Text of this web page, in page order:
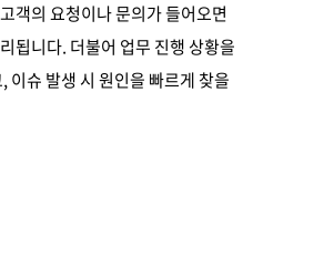
객의 요청이나 문의가 들어오면
됩니다. 더불어 업무 진행 상황을
이슈 발생 시 원인을 빠르게 찾을